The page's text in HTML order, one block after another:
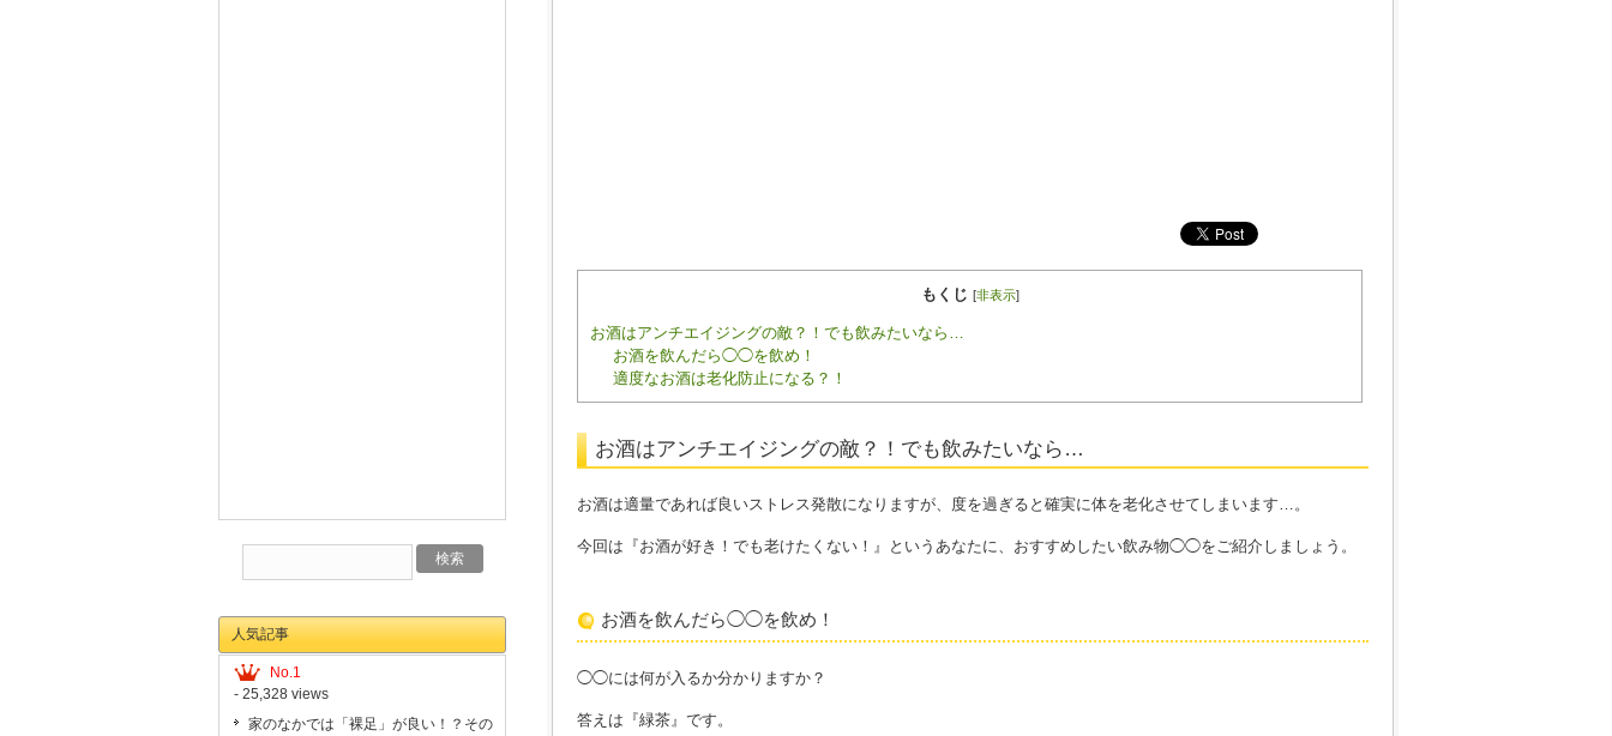
もくじ [非表示]
お酒はアンチエイジングの敵？！でも飲みたいなら…
お酒を飲んだら◯◯を飲め！
適度なお酒は老化防止になる？！
お酒はアンチエイジングの敵？！でも飲みたいなら…
お酒は適量であれば良いストレス発散になりますが、度を過ぎると確実に体を老化させてしまいます…。
今回は『お酒が好き！でも老けたくない！』というあなたに、おすすめしたい飲み物◯◯をご紹介しましょう。
お酒を飲んだら◯◯を飲め！
◯◯には何が入るか分かりますか？
答えは『緑茶』です。
人気記事
No.1
- 25,328 views
家のなかでは「裸足」が良い！？その